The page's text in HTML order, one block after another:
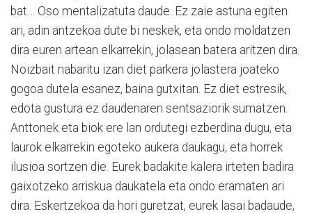
bat… Oso mentalizatuta daude. Ez zaie astuna egiten
ari, adin antzekoa dute bi neskek, eta ondo moldatzen
dira euren artean elkarrekin, jolasean batera aritzen dira.
Noizbait nabaritu izan diet parkera jolastera joateko
gogoa dutela esanez, baina gutxitan. Ez diet estresik,
edota gustura ez daudenaren sentsaziorik sumatzen.
Anttonek eta biok ere lan ordutegi ezberdina dugu, eta
laurok elkarrekin egoteko aukera daukagu, eta horrek
ilusioa sortzen die. Eurek badakite kalera irteten badira
gaixotzeko arriskua daukatela eta ondo eramaten ari
dira. Eskertzekoa da hori guretzat, eurek lasai badaude,